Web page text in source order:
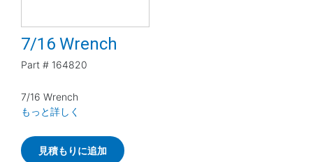
7/16 Wrench
Part # 164820
7/16 Wrench
もっと詳しく
見積もりに追加